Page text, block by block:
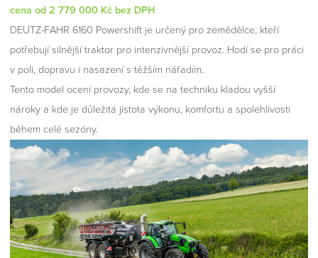
cena od 2 779 000 Kč bez DPH
DEUTZ-FAHR 6160 Powershift je určený pro zemědělce, kteří
potřebují silnější traktor pro intenzivnější provoz. Hodí se pro práci
v poli, dopravu i nasazení s těžším nářadím.
Tento model ocení provozy, kde se na techniku kladou vyšší
nároky a kde je důležitá jistota výkonu, komfortu a spolehlivosti
během celé sezóny.